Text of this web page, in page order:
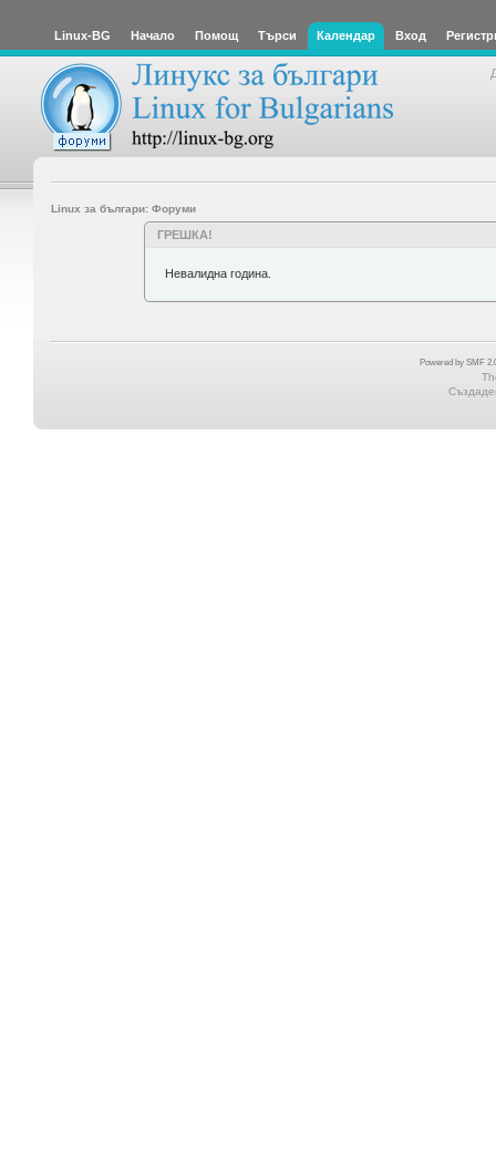
Linux-BG Начало Помощ Търси Календар Вход
Linux за българи: Форуми
ГРЕШКА!
Невалидна година.
Powered by SMF